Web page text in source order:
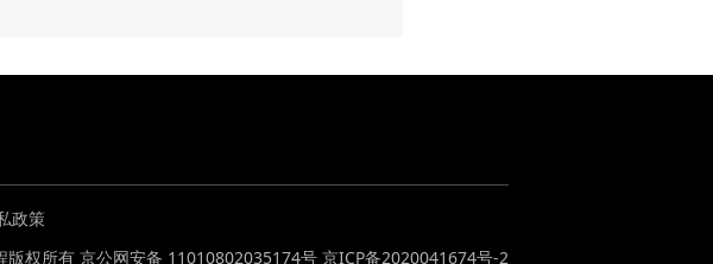
政策
版权所有 京公网安备 11010802035174号 京ICP备2020041674号-2